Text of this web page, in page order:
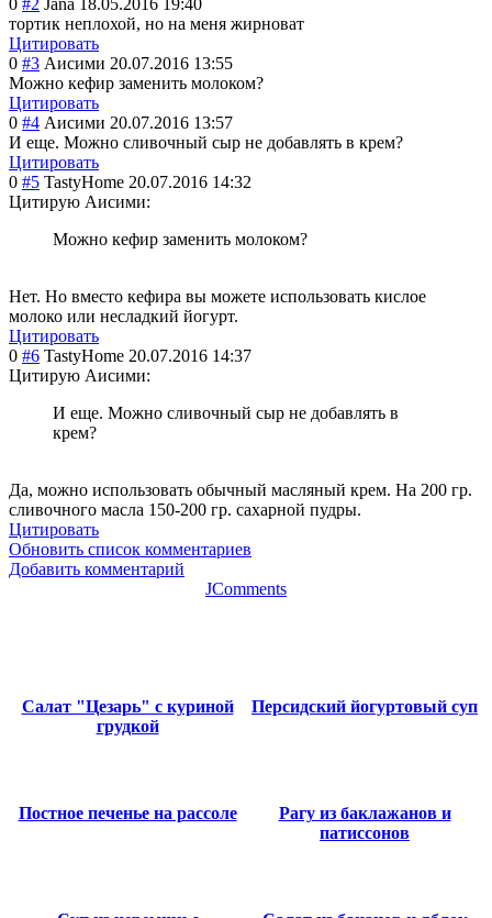
0 #2 Jana
18.05.2016 19:40
тортик неплохой, но на меня жирноват
Цитировать
0 #3 Аисими 20.07.2016 13:55
Можно кефир заменить молоком?
Цитировать
0 #4 Аисими 20.07.2016 13:57
И еще. Можно сливочный сыр не добавлять в крем?
Цитировать
0 #5 TastyHome 20.07.2016 14:32
Цитирую Аисими:
Можно кефир заменить молоком?
Нет. Но вместо кефира вы можете использовать кислое
молоко или несладкий йогурт.
Цитировать
0 #6 TastyHome 20.07.2016 14:37
Цитирую Аисими:
И еще. Можно сливочный сыр не добавлять в
крем?
Да, можно использовать обычный масляный крем. На 200 гр.
сливочного масла 150-200 гр. сахарной пудры.
Цитировать
Обновить список комментариев
Добавить комментарий
JComments
Салат "Цезарь" с куриной
грудкой
Персидский йогуртовый суп
Постное печенье на рассоле
Рагу из баклажанов и
патиссонов